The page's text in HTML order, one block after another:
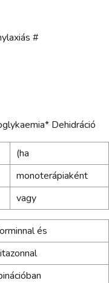
#
Dehidráció
(ha
monoterápiaként
vagy
és